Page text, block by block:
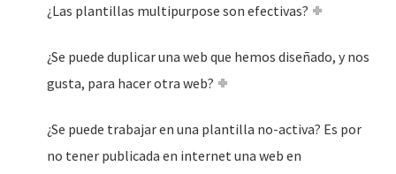
¿Las plantillas multipurpose son efectivas?
¿Se puede duplicar una web que hemos diseñado, y nos
gusta, para hacer otra web?
¿Se puede trabajar en una plantilla no-activa? Es por
no tener publicada en internet una web en